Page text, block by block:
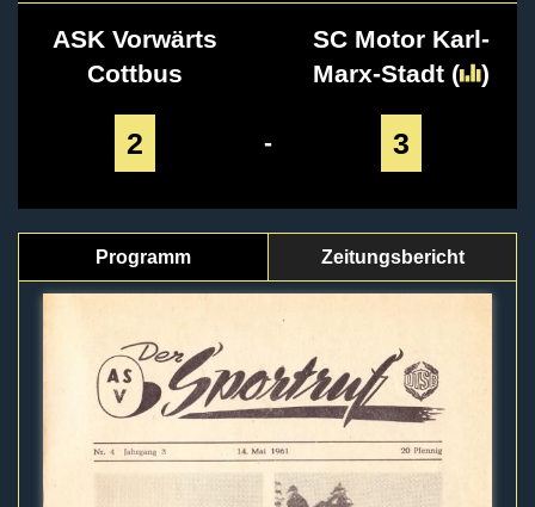
ASK Vorwärts
Cottbus
SC Motor Karl-
Marx-Stadt ( )
2 - 3
Programm Zeitungsbericht